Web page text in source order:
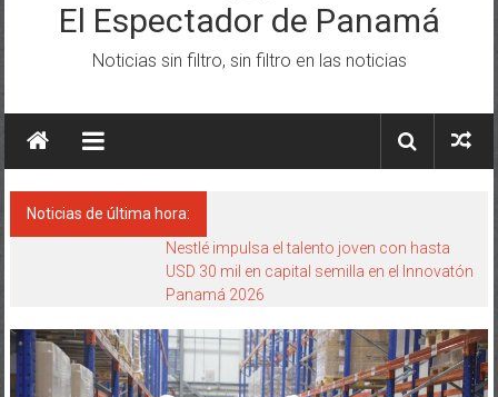
El Espectador de Panamá
Noticias sin filtro, sin filtro en las noticias
Noticias de última hora:
Nestlé impulsa el talento joven con hasta
USD 30 mil en capital semilla en el Innovatón
Panamá 2026